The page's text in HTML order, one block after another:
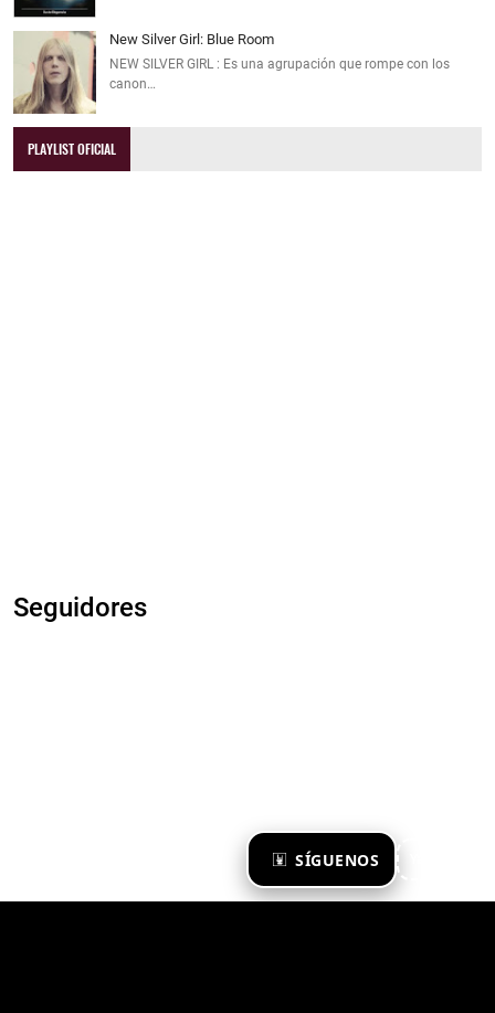
SÍGUENOS
New Silver Girl: Blue Room
NEW SILVER GIRL : Es una agrupación que rompe con los
canon…
PLAYLIST OFICIAL
Seguidores